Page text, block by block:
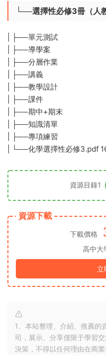
└──選擇性必修3冊（人
| ├──單元測試
| ├──導學案
| ├──分層作業
| ├──講義
| ├──教學設計
| ├──課件
| ├──期中+期末
| ├──知識清單
| ├──專項練習
| └──化學選擇性必修3.pdf
資源目錄1
資源下載
下載價格
高中大
立
1、本站整理、介紹、推薦的
司，展示、分享僅限于學習
決策，不得以任何理由在商